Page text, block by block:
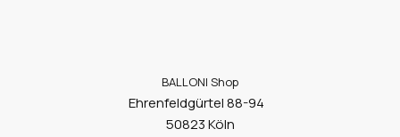
BALLONI Shop
Ehrenfeldgürtel 88-94
50823 Köln